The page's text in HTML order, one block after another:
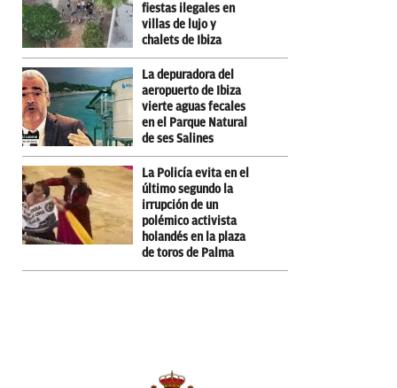
fiestas ilegales en
villas de lujo y
chalets de Ibiza
La depuradora del
aeropuerto de Ibiza
vierte aguas fecales
en el Parque Natural
de ses Salines
La Policía evita en el
último segundo la
irrupción de un
polémico activista
holandés en la plaza
de toros de Palma